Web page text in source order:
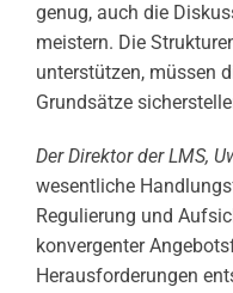
genug, auch die
meistern. Die
unterstützen, müssen
Grundsätze
Der Direktor der LMS,
wesentliche
Regulierung und
konvergenter
Herausforderungen